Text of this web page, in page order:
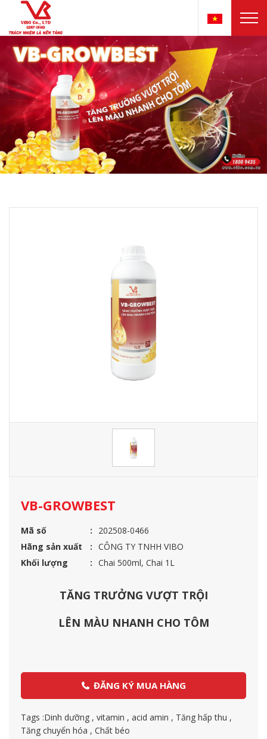
VB-GROWBEST
Mã số
202508-0466
Hãng sản xuất
CÔNG TY TNHH VIBO
Khối lượng
Chai 500ml, Chai 1L
TĂNG TRƯỞNG VƯỢT TRỘI
LÊN MÀU NHANH CHO TÔM
ĐĂNG KÝ MUA HÀNG
Tags :Dinh dưỡng , vitamin , acid amin , Tăng hấp thu ,
Tăng chuyển hóa , Chất béo